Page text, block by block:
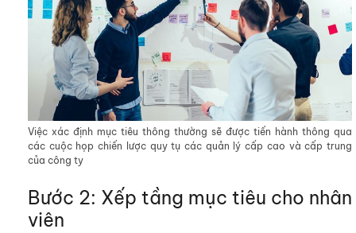
Việc xác định mục tiêu thông thường sẽ được tiến hành thông qua
các cuộc họp chiến lược quy tụ các quản lý cấp cao và cấp trung
của công ty
Bước 2: Xếp tầng mục tiêu cho nhân
viên